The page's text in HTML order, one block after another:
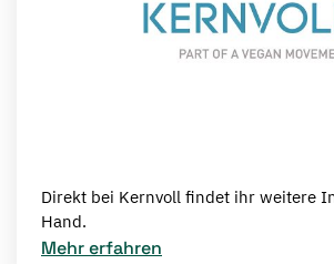
Direkt bei Kernvoll findet ihr weitere
Hand.
Mehr erfahren